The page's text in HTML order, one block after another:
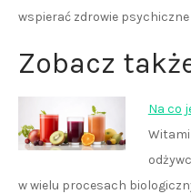
wspierać zdrowie
Zobacz
Na co
w wielu procesach